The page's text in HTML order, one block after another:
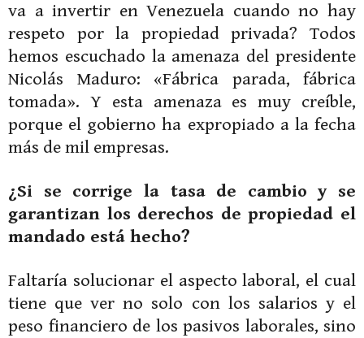
va a invertir en Venezuela cuando no hay
respeto por la propiedad privada? Todos
hemos escuchado la amenaza del presidente
Nicolás Maduro: «Fábrica parada, fábrica
tomada». Y esta amenaza es muy creíble,
porque el gobierno ha ex­propiado a la fecha
más de mil empresas.
¿Si se corrige la tasa de cambio y se
garantizan los derechos de propiedad el
mandado está hecho?
Faltaría solucionar el aspecto laboral, el cual
tiene que ver no solo con los salarios y el
peso financiero de los pasivos laborales, sino